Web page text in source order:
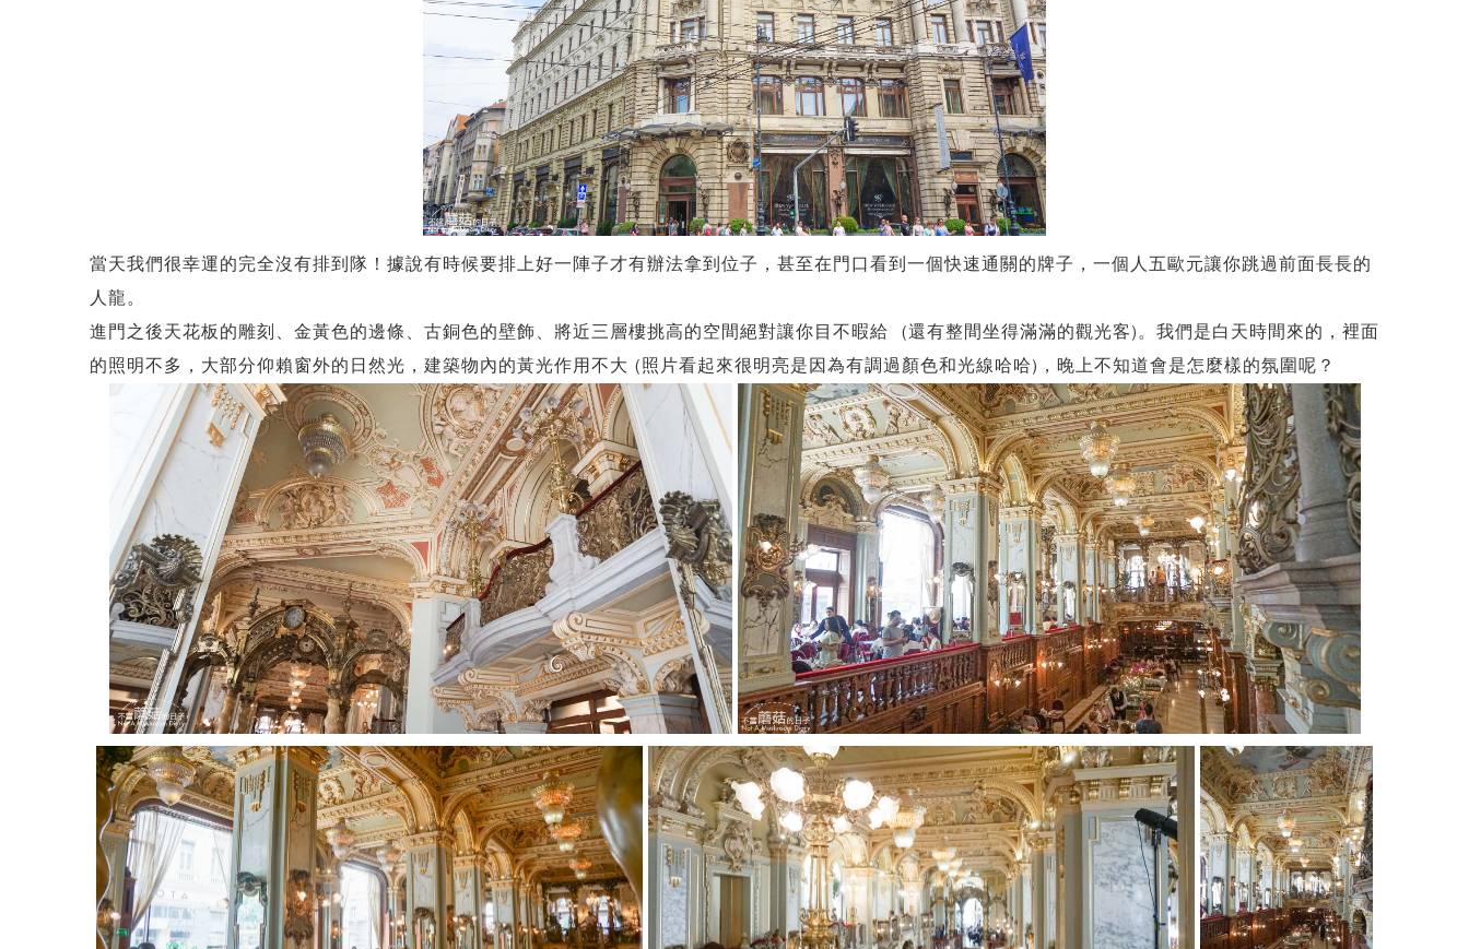
當天我們很幸運的完全沒有排到隊！據說有時候要排上好一陣子才有辦法拿到位子，甚至在門口看到一個快速通關的牌子，一個人五歐元讓你跳過前面長長的
人龍。
進門之後天花板的雕刻、金黃色的邊條、古銅色的壁飾、將近三層樓挑高的空間絕對讓你目不暇給 (還有整間坐得滿滿的觀光客)。我們是白天時間來的，裡面
的照明不多，大部分仰賴窗外的日然光，建築物內的黃光作用不大 (照片看起來很明亮是因為有調過顏色和光線哈哈)，晚上不知道會是怎麼樣的氛圍呢？